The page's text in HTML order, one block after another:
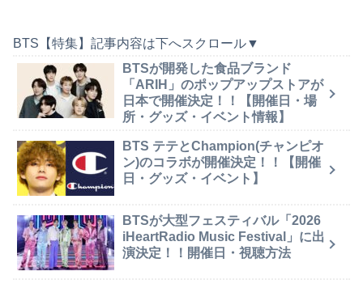
BTS【特集】記事内容は下へスクロール▼
BTSが開発した食品ブランド
「ARIH」のポップアップストアが
日本で開催決定！！【開催日・場
所・グッズ・イベント情報】
BTS テテとChampion(チャンピオ
ン)のコラボが開催決定！！【開催
日・グッズ・イベント】
BTSが大型フェスティバル「2026
iHeartRadio Music Festival」に出
演決定！！開催日・視聴方法